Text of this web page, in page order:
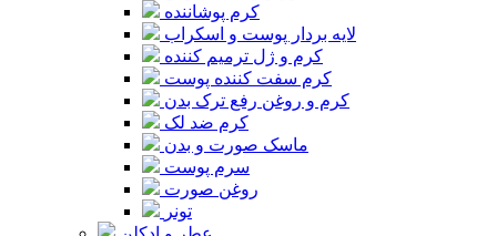
کرم پوشاننده
لایه بردار پوست و اسکراب
کرم و ژل ترمیم کننده
کرم سفت کننده پوست
کرم و روغن رفع ترک بدن
کرم ضد لک
ماسک صورت و بدن
سرم پوست
روغن صورت
تونر